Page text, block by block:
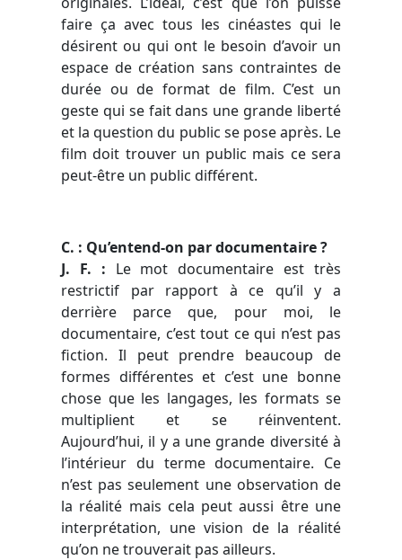
faire ça avec tous les cinéastes qui le
désirent ou qui ont le besoin d’avoir un
espace de création sans contraintes de
durée ou de format de film. C’est un
geste qui se fait dans une grande liberté
et la question du public se pose après. Le
film doit trouver un public mais ce sera
peut-être un public différent.
C. : Qu’entend-on par documentaire ?
J. F. : Le mot documentaire est très
restrictif par rapport à ce qu’il y a
derrière parce que, pour moi, le
documentaire, c’est tout ce qui n’est pas
fiction. Il peut prendre beaucoup de
formes différentes et c’est une bonne
chose que les langages, les formats se
multiplient et se réinventent.
Aujourd’hui, il y a une grande diversité à
l’intérieur du terme documentaire. Ce
n’est pas seulement une observation de
la réalité mais cela peut aussi être une
interprétation, une vision de la réalité
qu’on ne trouverait pas ailleurs.